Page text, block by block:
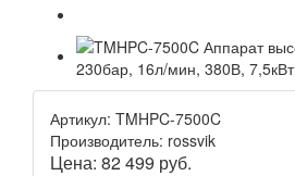
Артикул: TMHPC-7500C
Производитель: rossvik
Цена: 82 499 руб.